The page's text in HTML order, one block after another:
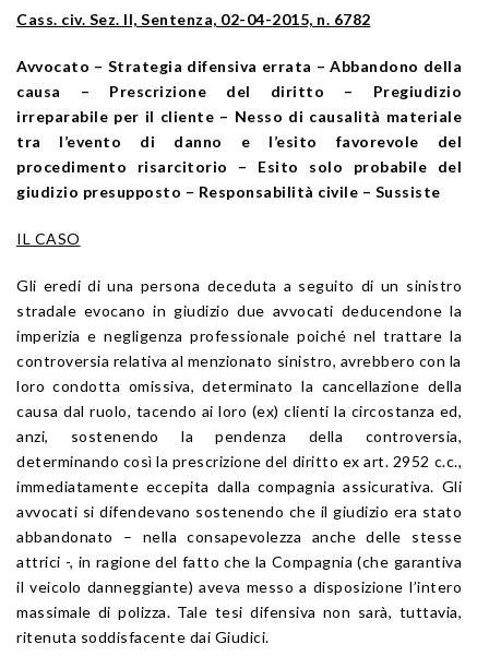
Cass. civ. Sez. II, Sentenza, 02-04-2015, n. 6782
Avvocato – Strategia difensiva errata – Abbandono della
causa – Prescrizione del diritto – Pregiudizio
irreparabile per il cliente ­– Nesso di causalità materiale
tra l’evento di danno e l’esito favorevole del
procedimento risarcitorio – Esito solo probabile del
giudizio presupposto – Responsabilità civile – Sussiste
IL CASO
Gli eredi di una persona deceduta a seguito di un sinistro
stradale evocano in giudizio due avvocati deducendone la
imperizia e negligenza professionale poiché nel trattare la
controversia relativa al menzionato sinistro, avrebbero con la
loro condotta omissiva, determinato la cancellazione della
causa dal ruolo, tacendo ai loro (ex) clienti la circostanza ed,
anzi, sostenendo la pendenza della controversia,
determinando così la prescrizione del diritto ex art. 2952 c.c.,
immediatamente eccepita dalla compagnia assicurativa. Gli
avvocati si difendevano sostenendo che il giudizio era stato
abbandonato – nella consapevolezza anche delle stesse
attrici -, in ragione del fatto che la Compagnia (che garantiva
il veicolo danneggiante) aveva messo a disposizione l’intero
massimale di polizza. Tale tesi difensiva non sarà, tuttavia,
ritenuta soddisfacente dai Giudici.